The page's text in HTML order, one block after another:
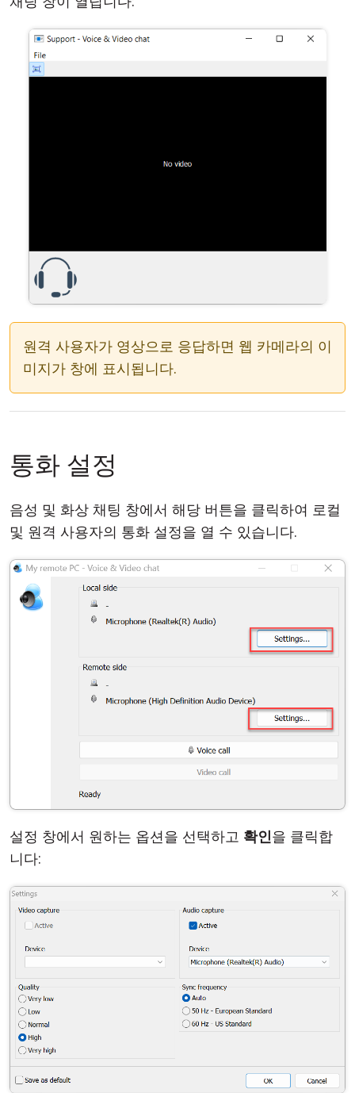
원격 사용자가 영상으로 응답하면 웹 카메라의 이
미지가 창에 표시됩니다.
통화 설정
음성 및 화상 채팅 창에서 해당 버튼을 클릭하여 로컬
및 원격 사용자의 통화 설정을 열 수 있습니다.
설정 창에서 원하는 옵션을 선택하고 확인을 클릭합
니다: